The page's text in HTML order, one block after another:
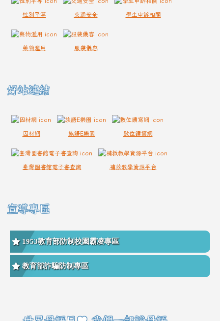
性別平等 交通安全 學生申訴相關
藥物濫用 服裝儀容
好站連結
因材網 族語E樂園 數位讀寫網
臺灣圖書館電子書查詢 補救教學資源平台
宣導專區
1953教育部防制校園霸凌專區
教育部詐騙防制專區